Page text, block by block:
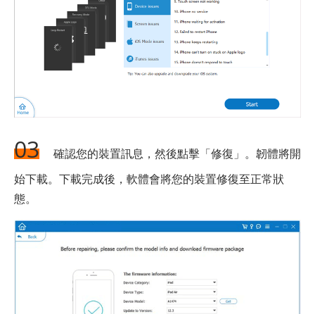
03
確認您的裝置訊息，然後點擊「修復」。韌體將開
始下載。下載完成後，軟體會將您的裝置修復至正常狀
態。